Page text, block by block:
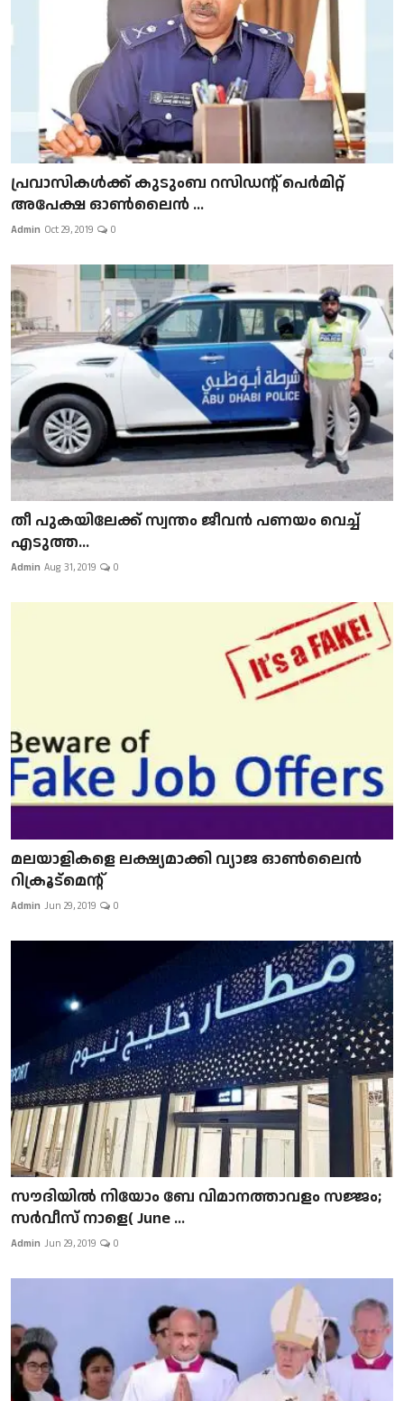
പ്രവാസികള്‍ക്ക് കുടുംബ റസിഡന്റ് പെർമിറ്റ്
അപേക്ഷ ഓൺലൈൻ ...
Admin Oct 29, 2019 0
​​​​​​​തീ പുകയിലേക്ക് സ്വന്തം ജീവന്‍ പണയം വെച്ച്
എടുത്ത...
Admin Aug 31, 2019 0
മലയാളികളെ ലക്ഷ്യമാക്കി വ്യാജ ഓൺലൈൻ
റിക്രൂട്മെന്റ്
Admin Jun 29, 2019 0
സൗദിയിൽ നിയോം ബേ വിമാനത്താവളം സജ്ജം;
സർവീസ് നാളെ( June ...
Admin Jun 29, 2019 0